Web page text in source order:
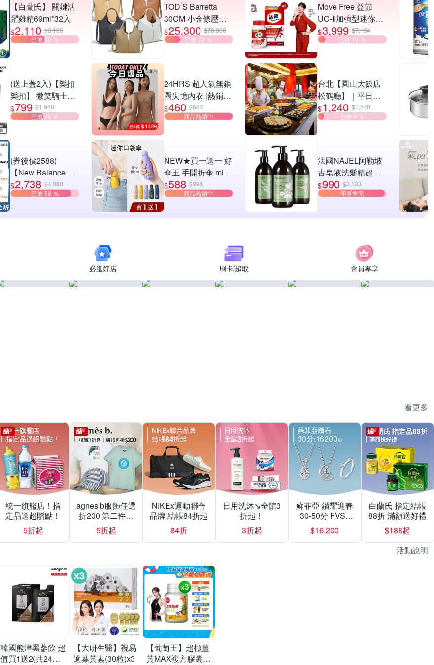
【白蘭氏】 關鍵活
躍雞精69ml*32入
$2,110 $3,168
已搶 50 ％
(送上蓋2入)【樂扣
樂扣】 微笑騎士不
鏽鋼隨行杯
750ml(掀蓋款)
$799 $1,960
已搶 48 ％
(券後價2588)
【New Balance】
2010系列/9060系
列/防水慢跑鞋/越野
$2,738 $4,880
已搶 89 ％
TOD S Barretta
30CM 小金條壓紋
牛皮手提/肩背托特
包-多色可選
$25,300 $70,000
已搶 23 ％
24HRS 超人氣無鋼
圈失憶內衣 [熱銷好
評]
$460 $680
商品熱銷中
NEW★買一送一 好
傘王 手開折傘 mini
口袋傘-多色可選 膠
囊傘/小傘/手開折傘/
傘/輕量傘/折疊傘/迷
$588 $998
商品熱銷中
Move Free 益節
UC-II加強型迷你錠
6瓶(共180錠)
$3,999 $7,194
已搶 10 ％
台北【圓山大飯店
松鶴廳】｜平日午
晚餐吃到飽單人券
(MO26)
$1,240 $1,540
已搶 8 ％
法國NAJEL阿勒坡
古皂液洗髮精超值
任選3入贈法國精油
沐浴正貨400ml[限
梳乙支]
$990 $3,133
即將售完
必逛好店 刷卡/超取 會員專享
看更多
統一旗艦店！指
定品送超贈點！
5折起
agnes b服飾任選
折200 第二件折
500
5折起
NIKEx運動聯合
品牌 結帳84折起
84折
日用洗沐↘全館3
折起！
3折起
蘇菲亞 鑽耀迎春
30-50分 FVS1
$16200起
$16,200
白蘭氏 指定結帳
88折 滿額送好禮
$188起
活動說明
韓國熊津黑蔘飲 超
值買1送2(共24入
【大研生醫】視易
適葉黃素(30粒)x3
【葡萄王】超極薑
黃MAX複方膠囊